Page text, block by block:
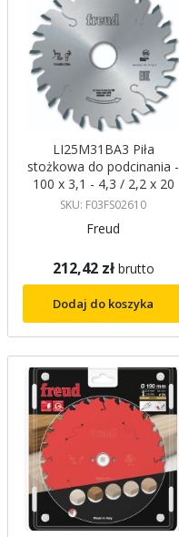
LI25M31BA3 Piła
stożkowa do podcinania -
100 x 3,1 - 4,3 / 2,2 x 20
mm Z24 ATB, 0︒ FREUD
SKU: F03FS02610
Freud
212,42 zł brutto
Dodaj do koszyka